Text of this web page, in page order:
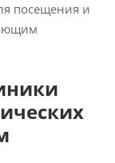
посещения и